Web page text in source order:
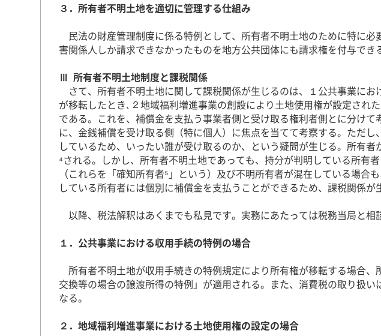
３．所有者不明土地を適切に管理する仕組み
民法の財産管理制度に係る特例として、所有者不明土地のために特に必
害関係人しか請求できなかったものを地方公共団体にも請求権を付与でき
Ⅲ 所有者不明土地制度と課税関係
さて、所有者不明土地に関して課税関係が生じるのは、１公共事業にお
が移転したとき､２地域福利増進事業の創設により土地使用権が設定され
である。これを、補償金を支払う事業者側と受け取る権利者側とに分け
に、金銭補償を受け取る側（特に個人）に焦点を当てて考察する。ただ
しているため、いったい誰が受け取るのか、という疑問が生じる。所有
⁴される。しかし、所有者不明土地であっても、持分が判明している所有
（これらを「確知所有者⁵」という）及び不明所有者が混在している場合
している所有者には個別に補償金を支払うことができるため、課税関係が
以降、税法解釈はあくまでも私見です。実務にあたっては税務当局と相
１．公共事業における収用手続の特例の場合
所有者不明土地が収用手続きの特例規定により所有権が移転する場合、
交換等の場合の譲渡所得の特例」が適用される。また、消費税の取り扱い
なる。
２．地域福利増進事業における土地使用権の設定の場合